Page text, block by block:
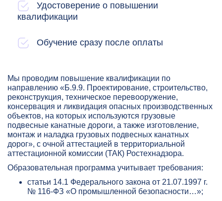
Удостоверение о повышении
квалификации
Обучение сразу после оплаты
Мы проводим повышение квалификации по
направлению «Б.9.9. Проектирование, строительство,
реконструкция, техническое перевооружение,
консервация и ликвидация опасных производственных
объектов, на которых используются грузовые
подвесные канатные дороги, а также изготовление,
монтаж и наладка грузовых подвесных канатных
дорог», с очной аттестацией в территориальной
аттестационной комиссии (ТАК) Ростехнадзора.
Образовательная программа учитывает требования:
статьи 14.1 Федерального закона от 21.07.1997 г.
№ 116-ФЗ «О промышленной безопасности…»;